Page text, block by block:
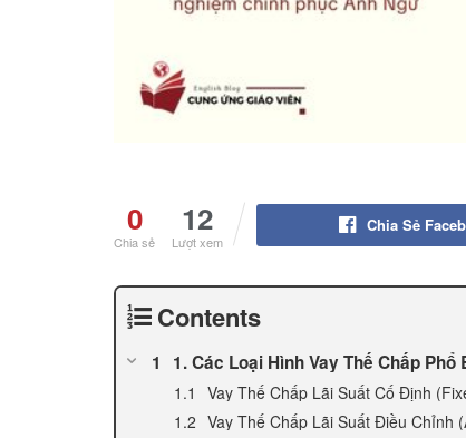
0
Chia sẻ
12
Lượt xem
Chia Sẻ
Contents
1. Các Loại Hình Vay Thế Chấp Phổ
Vay Thế Chấp Lãi Suất Cố Định
Vay Thế Chấp Lãi Suất Điều Chỉnh